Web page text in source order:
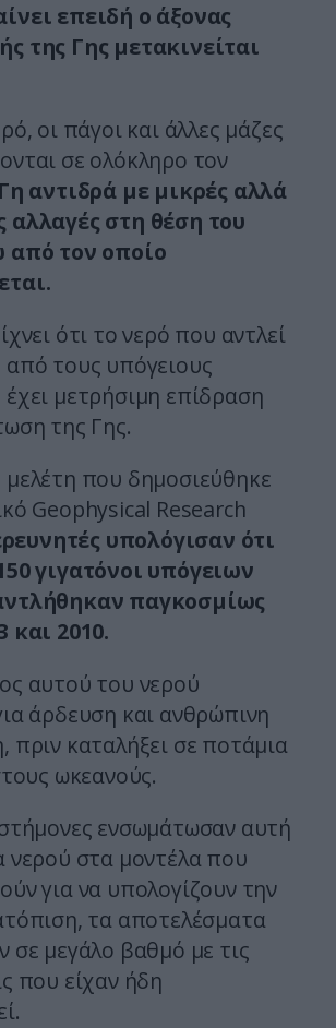
επειδή ο άξονας
της Γης μετακινείται
οι πάγοι και άλλες μάζες
σε ολόκληρο τον
αντιδρά με μικρές αλλά
αλλαγές στη θέση του
από τον οποίο
ότι το νερό που αντλεί
τους υπόγειους
μετρήσιμη επίδραση
της Γης.
που δημοσιεύθηκε
Geophysical Research
υπολόγισαν ότι
γιγατόνοι υπόγειων
παγκοσμίως
και 2010.
αυτού του νερού
άρδευση και ανθρώπινη
πριν καταλήξει σε ποτάμια
ωκεανούς.
ενσωμάτωσαν αυτή
νερού στα μοντέλα που
για να υπολογίζουν την
τα αποτελέσματα
σε μεγάλο βαθμό με τις
που είχαν ήδη